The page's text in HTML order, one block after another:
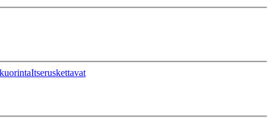
Itseruskettavat